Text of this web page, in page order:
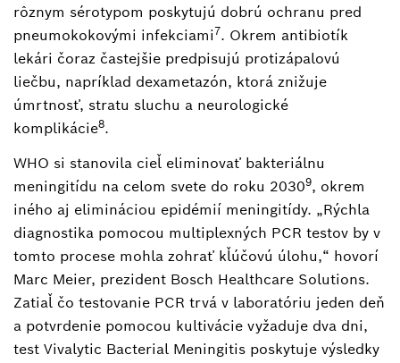
rôznym sérotypom poskytujú dobrú ochranu pred
pneumokokovými infekciami7. Okrem antibiotík
lekári čoraz častejšie predpisujú protizápalovú
liečbu, napríklad dexametazón, ktorá znižuje
úmrtnosť, stratu sluchu a neurologické
komplikácie8.
WHO si stanovila cieľ eliminovať bakteriálnu
meningitídu na celom svete do roku 20309, okrem
iného aj elimináciou epidémií meningitídy. „Rýchla
diagnostika pomocou multiplexných PCR testov by v
tomto procese mohla zohrať kľúčovú úlohu,“ hovorí
Marc Meier, prezident Bosch Healthcare Solutions.
Zatiaľ čo testovanie PCR trvá v laboratóriu jeden deň
a potvrdenie pomocou kultivácie vyžaduje dva dni,
test Vivalytic Bacterial Meningitis poskytuje výsledky